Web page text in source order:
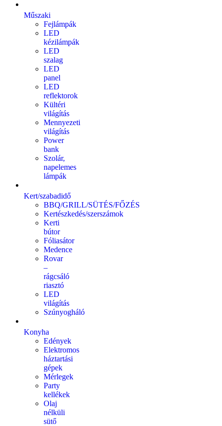
Műszaki
Fejlámpák
LED
kézilámpák
LED
szalag
LED
panel
LED
reflektorok
Kültéri
világítás
Mennyezeti
világítás
Power
bank
Szolár,
napelemes
lámpák
Kert/szabadidő
BBQ/GRILL/SÜTÉS/FŐZÉS
Kertészkedés/szerszámok
Kerti
bútor
Fóliasátor
Medence
Rovar
–
rágcsáló
riasztó
LED
világítás
Szúnyogháló
Konyha
Edények
Elektromos
háztartási
gépek
Mérlegek
Party
kellékek
Olaj
nélküli
sütő